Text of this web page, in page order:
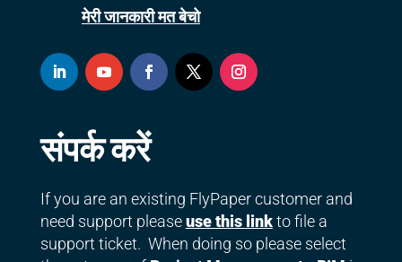
मेरी जानकारी मत बेचो
संपर्क करें
If you are an existing FlyPaper customer and
need support pleaseuse this linkto file a
support ticket. When doing so please select